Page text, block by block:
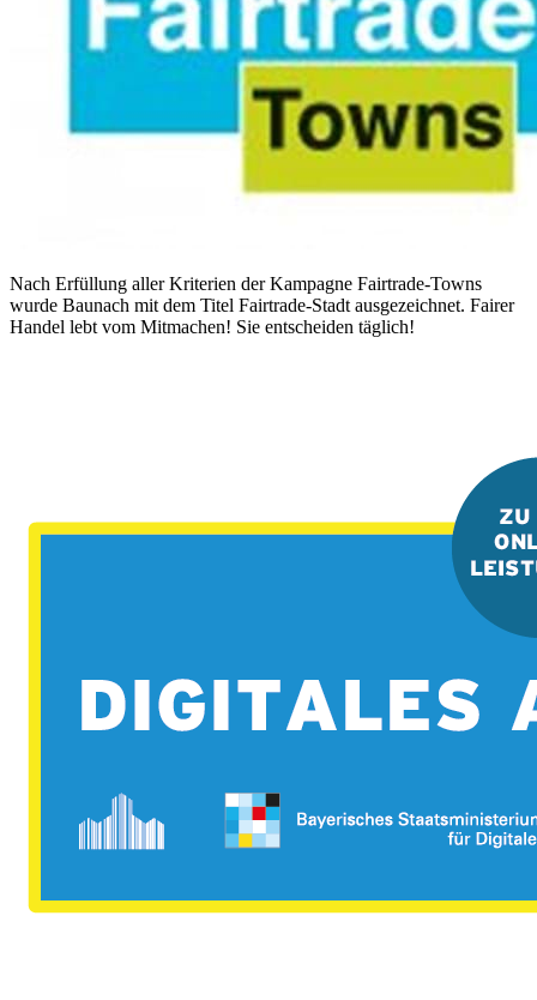
Nach Erfüllung aller Kriterien der Kampagne Fairtrade-Towns
wurde Baunach mit dem Titel Fairtrade-Stadt ausgezeichnet. Fairer
Handel lebt vom Mitmachen! Sie entscheiden täglich!